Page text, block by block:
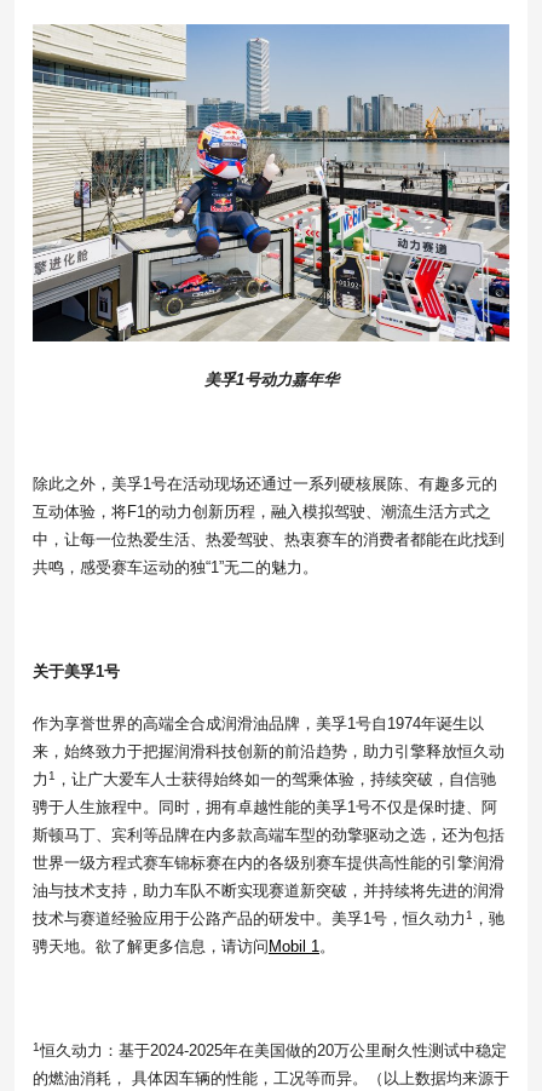
美孚1号动力嘉年华
除此之外，美孚1号在活动现场还通过一系列硬核展陈、有趣多元的
互动体验，将F1的动力创新历程，融入模拟驾驶、潮流生活方式之
中，让每一位热爱生活、热爱驾驶、热衷赛车的消费者都能在此找到
共鸣，感受赛车运动的独“1”无二的魅力。
关于美孚1号
作为享誉世界的高端全合成润滑油品牌，美孚1号自1974年诞生以
来，始终致力于把握润滑科技创新的前沿趋势，助力引擎释放恒久动
力 1
，让广大爱车人士获得始终如一的驾乘体验，持续突破，自信驰
骋于人生旅程中。同时，拥有卓越性能的美孚1号不仅是保时捷、阿
斯顿马丁、宾利等品牌在内多款高端车型的劲擎驱动之选，还为包括
世界一级方程式赛车锦标赛在内的各级别赛车提供高性能的引擎润滑
油与技术支持，助力车队不断实现赛道新突破，并持续将先进的润滑
技术与赛道经验应用于公路产品的研发中。美孚1号，恒久动力 1
，驰
骋天地。欲了解更多信息，请访问 Mobil 1。
1恒久动力：基于2024-2025年在美国做的20万公里耐久性测试中稳定
的燃油消耗， 具体因车辆的性能，工况等而异。（以上数据均来源于